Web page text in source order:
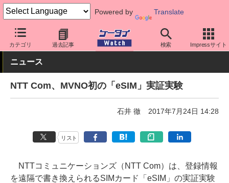
Powered by Translate
カテゴリ 過去記事 検索 Impressサイト
ケータイ Watch 格安スマホ/格安SIM 格安SIM/MVNO ネット
ニュース
NTT Com、MVNO初の「eSIM」実証実験
石井 徹 2017年7月24日 14:28
リスト
NTTコミュニケーションズ（NTT Com）は、登録情報
を遠隔で書き換えられるSIMカード「eSIM」の実証実験